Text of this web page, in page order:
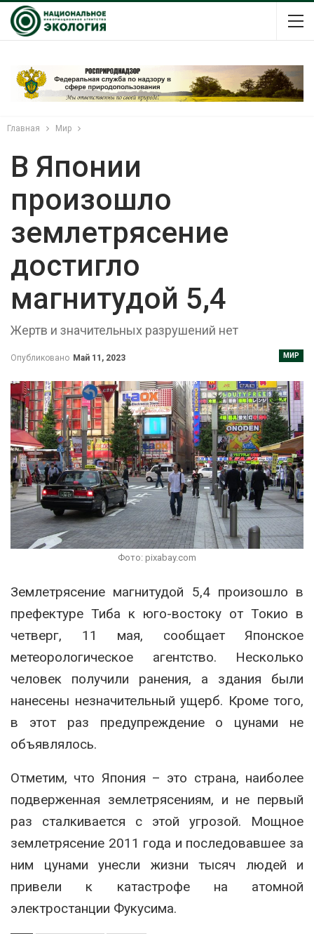
Главная Мир
В Японии
произошло
землетрясение
достигло
магнитудой 5,4
Жертв и значительных разрушений нет
МИР
Опубликовано Май 11, 2023
Фото: pixabay.com
Землетрясение магнитудой 5,4 произошло в
префектуре Тиба к юго-востоку от Токио в
четверг, 11 мая, сообщает Японское
метеорологическое агентство. Несколько
человек получили ранения, а здания были
нанесены незначительный ущерб. Кроме того,
в этот раз предупреждение о цунами не
объявлялось.
Отметим, что Япония – это страна, наиболее
подверженная землетрясениям, и не первый
раз сталкивается с этой угрозой. Мощное
землетрясение 2011 года и последовавшее за
ним цунами унесли жизни тысяч людей и
привели к катастрофе на атомной
электростанции Фукусима.